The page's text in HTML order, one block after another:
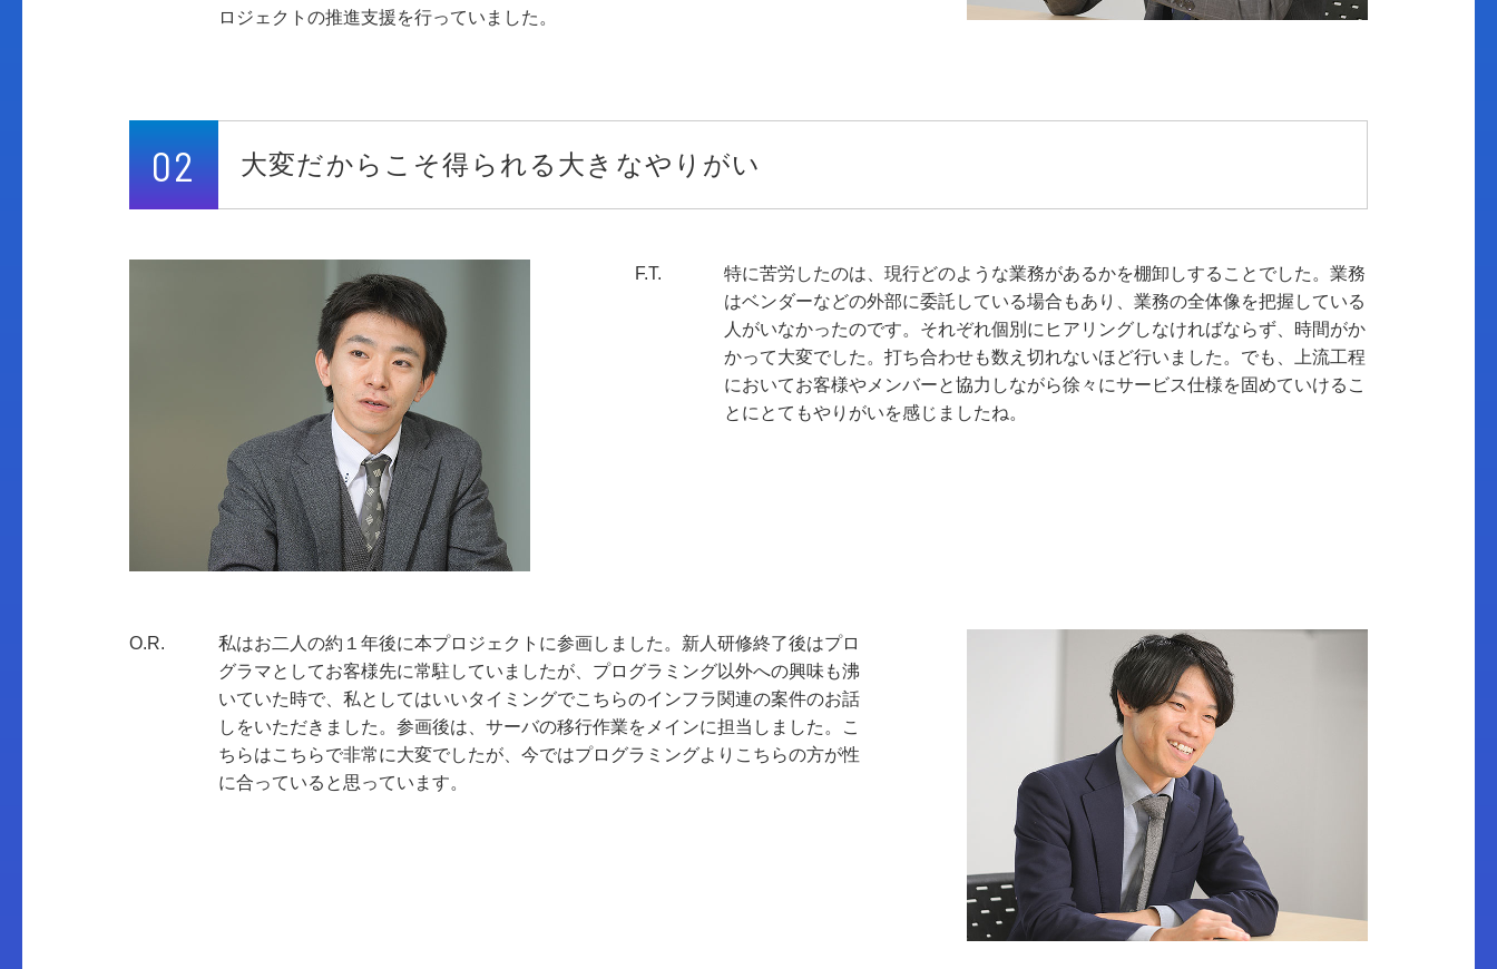
ロジェクトの推進支援を行っていました。
02 大変だからこそ得られる大きなやりがい
F.T.
特に苦労したのは、現行どのような業務があるかを棚卸しすることでした。業務
はベンダーなどの外部に委託している場合もあり、業務の全体像を把握している
人がいなかったのです。それぞれ個別にヒアリングしなければならず、時間がか
かって大変でした。打ち合わせも数え切れないほど行いました。でも、上流工程
においてお客様やメンバーと協力しながら徐々にサービス仕様を固めていけるこ
とにとてもやりがいを感じましたね。
O.R.
私はお二人の約１年後に本プロジェクトに参画しました。新人研修終了後はプロ
グラマとしてお客様先に常駐していましたが、プログラミング以外への興味も沸
いていた時で、私としてはいいタイミングでこちらのインフラ関連の案件のお話
しをいただきました。参画後は、サーバの移行作業をメインに担当しました。こ
ちらはこちらで非常に大変でしたが、今ではプログラミングよりこちらの方が性
に合っていると思っています。